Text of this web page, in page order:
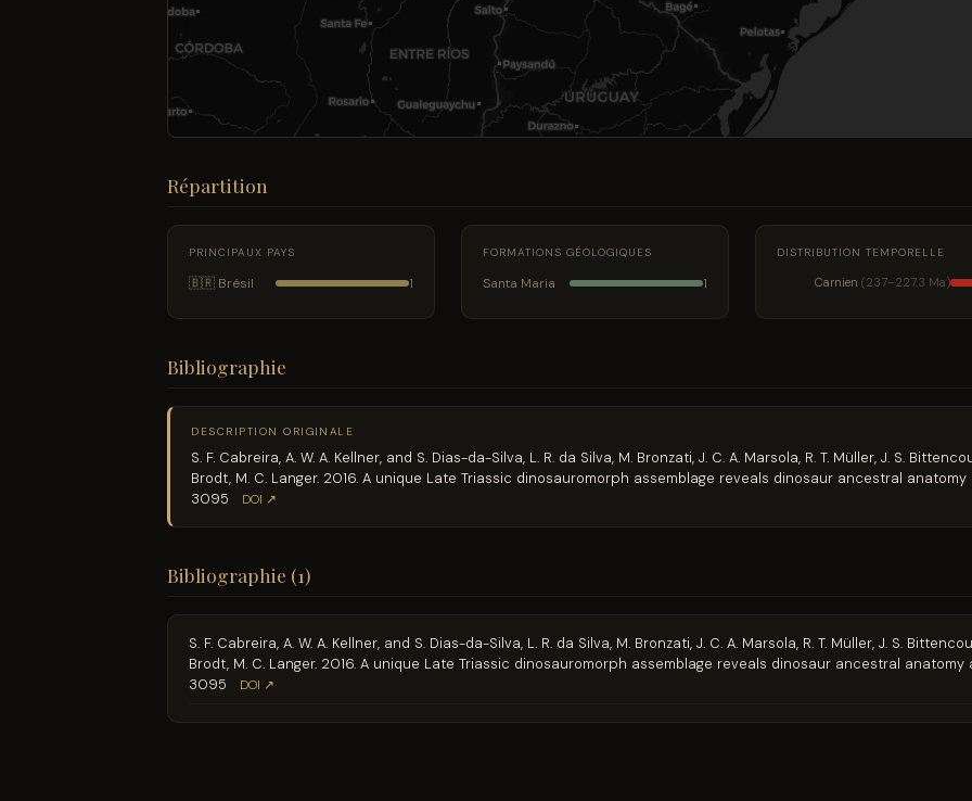
Répartition
PRINCIPAUX PAYS
🇧🇷 Brésil 1
FORMATIONS GÉOLOGIQUES
Santa Maria 1
DISTRIBUTION TEMPORELLE
Carnien (237–227.3 Ma)
Bibliographie
DESCRIPTION ORIGINALE
S. F. Cabreira, A. W. A. Kellner, and S. Dias-da-Silva, L. R. da Silva, M. Bronzati, J. C. A. Marsola, R. T. Müller, J. S.
Brodt, M. C. Langer. 2016. A unique Late Triassic dinosauromorph assemblage reveals dinosaur ancestral
3095
DOI ↗
Bibliographie (1)
S. F. Cabreira, A. W. A. Kellner, and S. Dias-da-Silva, L. R. da Silva, M. Bronzati, J. C. A. Marsola, R. T. Müller, J. S.
Brodt, M. C. Langer. 2016. A unique Late Triassic dinosauromorph assemblage reveals dinosaur ancestral
3095
DOI ↗